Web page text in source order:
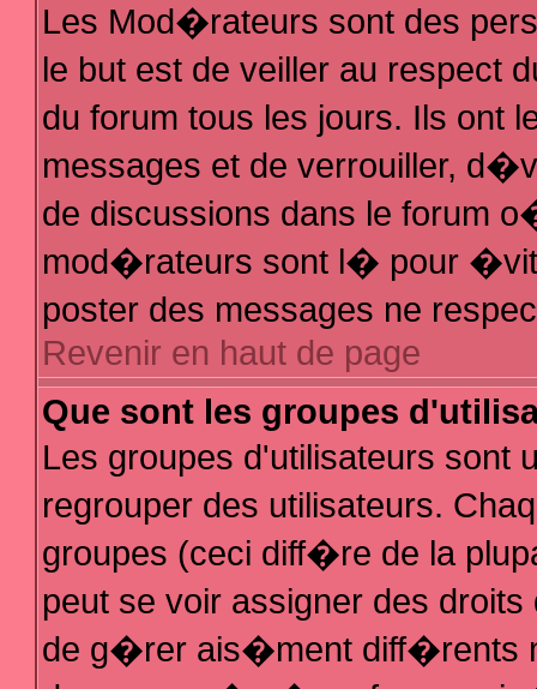
Les Mod�rateurs sont des
le but est de veiller au respect
du forum tous les jours. Ils ont
messages et de verrouiller,
de discussions dans le forum
mod�rateurs sont l� pour
poster des messages ne
Revenir en haut de page
Que sont les groupes
Les groupes d'utilisateurs sont
regrouper des utilisateurs.
groupes (ceci diff�re de la
peut se voir assigner des
de g�rer ais�ment diff�rents